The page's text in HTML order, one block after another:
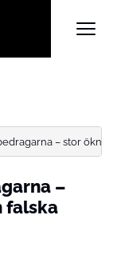
– stor ökning
–
falska